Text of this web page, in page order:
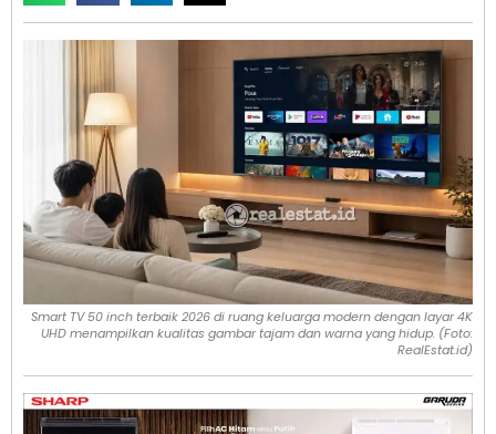
Smart TV 50 inch terbaik 2026 di ruang keluarga modern dengan layar 4K
UHD menampilkan kualitas gambar tajam dan warna yang hidup. (Foto:
RealEstat.id)